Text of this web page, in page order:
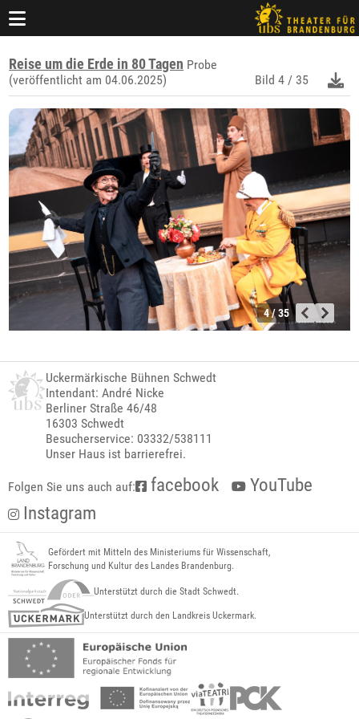
Reise um die Erde in 80 Tagen Probe
(veröffentlicht am 04.06.2025)
Bild 4 / 35
4 / 35
Uckermärkische Bühnen Schwedt
Intendant: André Nicke
Berliner Straße 46/48
16303 Schwedt
Besucherservice: 03332/538111
Unser Haus ist barrierefrei.
Folgen Sie uns auch auf: facebook
YouTube
Instagram
Gefördert mit Mitteln des Ministeriums für Wissenschaft,
Forschung und Kultur des Landes Brandenburg.
Unterstützt durch die Stadt Schwedt.
Unterstützt durch den Landkreis Uckermark.